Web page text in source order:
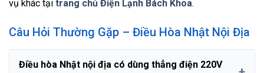
vụ khác tại trang chủ Điện Lạnh Bách Khoa.
Câu Hỏi Thường Gặp – Điều Hòa Nhật Nội Địa
Điều hòa Nhật nội địa có dùng thẳng điện 220V